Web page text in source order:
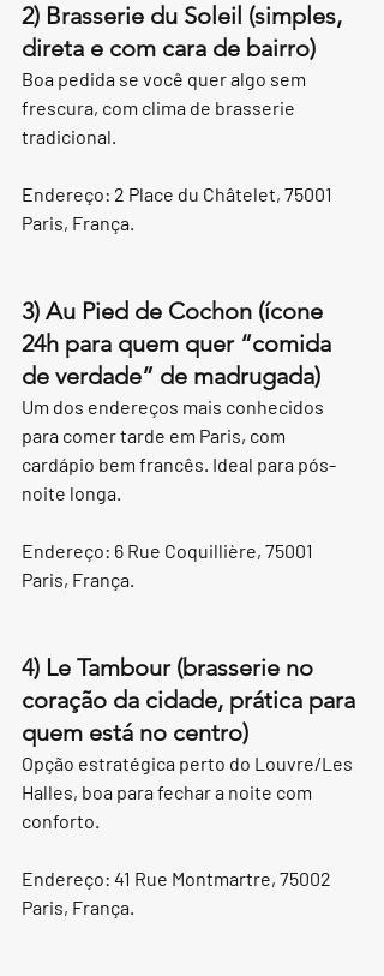
2) Brasserie du Soleil (simples,
direta e com cara de bairro)
Boa pedida se você quer algo sem
frescura, com clima de brasserie
tradicional.
Endereço: 2 Place du Châtelet, 75001
Paris, França.
3) Au Pied de Cochon (ícone
24h para quem quer “comida
de verdade” de madrugada)
Um dos endereços mais conhecidos
para comer tarde em Paris, com
cardápio bem francês. Ideal para pós-
noite longa.
Endereço: 6 Rue Coquillière, 75001
Paris, França.
4) Le Tambour (brasserie no
coração da cidade, prática para
quem está no centro)
Opção estratégica perto do Louvre/Les
Halles, boa para fechar a noite com
conforto.
Endereço: 41 Rue Montmartre, 75002
Paris, França.